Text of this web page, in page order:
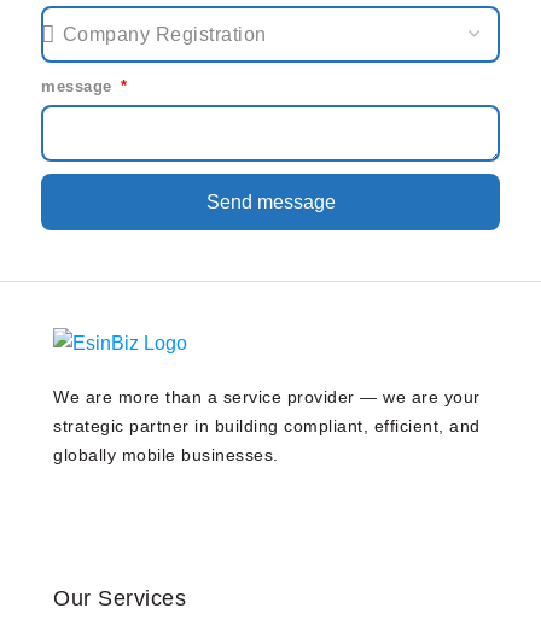
message
Send message
We are more than a service provider — we are your
strategic partner in building compliant, efficient, and
globally mobile businesses.
Our Services